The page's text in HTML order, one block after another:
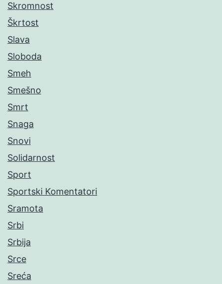
Skromnost
Škrtost
Slava
Sloboda
Smeh
Smešno
Smrt
Snaga
Snovi
Solidarnost
Sport
Sportski Komentatori
Sramota
Srbi
Srbija
Srce
Sreća